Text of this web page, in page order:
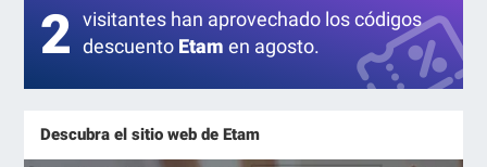
2 visitantes han aprovechado los códigos
descuento Etam en agosto.
Descubra el sitio web de Etam